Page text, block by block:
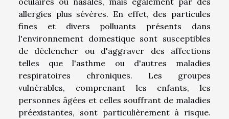
allergies plus sévères. En effet, des particules
fines et divers polluants présents dans
l'environnement domestique sont susceptibles
de déclencher ou d'aggraver des affections
telles que l'asthme ou d'autres maladies
respiratoires chroniques. Les groupes
vulnérables, comprenant les enfants, les
personnes âgées et celles souffrant de maladies
préexistantes, sont particulièrement à risque.